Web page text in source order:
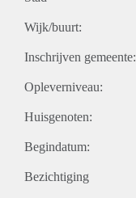
Wijk/buurt:
Inschrijven gemeente:
Opleverniveau:
Huisgenoten:
Begindatum:
Bezichtiging